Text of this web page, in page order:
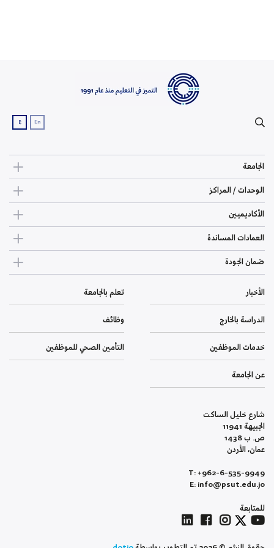
En ع
الجامعة
الوحدات / المراكز
الأكاديميين
العمادات المساندة
ضمان الجودة
الأخبار تعلم بالجامعة
الدراسة بالخارج وظائف
خدمات الموظفين التأمين الصحي للموظفين
عن الجامعة
شارع خليل الساكت
الجبيهة 11941
ص. ب 1438
عمان، الأردن
T: +962-6-535-9949
E: info@psut.edu.jo
للمتابعة